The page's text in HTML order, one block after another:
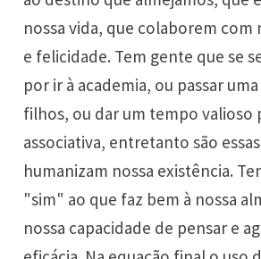
nossa vida, que colaborem com
e felicidade. Tem gente que se
por ir à academia, ou passar
filhos, ou dar um tempo valioso
associativa, entretanto são
humanizam nossa existência.
"sim" ao que faz bem à nossa
nossa capacidade de pensar e